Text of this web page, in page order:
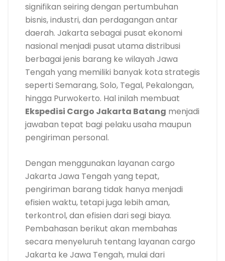
signifikan seiring dengan pertumbuhan
bisnis, industri, dan perdagangan antar
daerah. Jakarta sebagai pusat ekonomi
nasional menjadi pusat utama distribusi
berbagai jenis barang ke wilayah Jawa
Tengah yang memiliki banyak kota strategis
seperti Semarang, Solo, Tegal, Pekalongan,
hingga Purwokerto. Hal inilah membuat
Ekspedisi Cargo Jakarta Batang menjadi
jawaban tepat bagi pelaku usaha maupun
pengiriman personal.
Dengan menggunakan layanan cargo
Jakarta Jawa Tengah yang tepat,
pengiriman barang tidak hanya menjadi
efisien waktu, tetapi juga lebih aman,
terkontrol, dan efisien dari segi biaya.
Pembahasan berikut akan membahas
secara menyeluruh tentang layanan cargo
Jakarta ke Jawa Tengah, mulai dari